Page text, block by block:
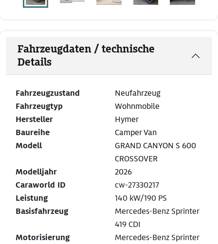
Fahrzeugdaten / technische
Details
Fahrzeugzustand
Neufahrzeug
Fahrzeugtyp
Wohnmobile
Hersteller
Hymer
Baureihe
Camper Van
Modell
GRAND CANYON S 600
CROSSOVER
Modelljahr
2026
Caraworld ID
cw-27330217
Leistung
140 kW/190 PS
Basisfahrzeug
Mercedes-Benz Sprinter
419 CDI
Motorisierung
Mercedes-Benz Sprinter